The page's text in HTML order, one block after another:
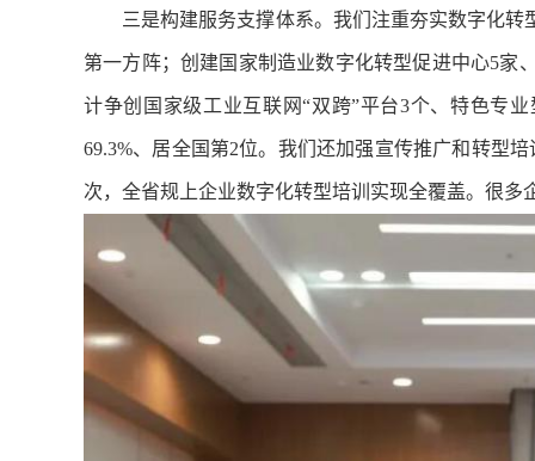
三是构建服务支撑体系。我们注重夯实数字化
第一方阵；创建国家制造业数字化转型促进中心5家
计争创国家级工业互联网“双跨”平台3个、特色专
69.3%、居全国第2位。我们还加强宣传推广和转型
次，全省规上企业数字化转型培训实现全覆盖。很多